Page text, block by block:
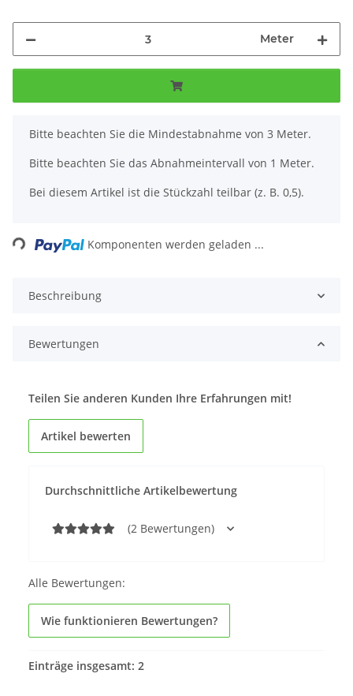
Meter
x
Bitte beachten Sie die Mindestabnahme von 3 Meter.
Bitte beachten Sie das Abnahmeintervall von 1 Meter.
Bei diesem Artikel ist die Stückzahl teilbar (z. B. 0,5).
Loading... Komponenten werden geladen ...
Beschreibung
Bewertungen
Durchschnittliche Artikelbewertung
(2 Bewertungen)
Teilen Sie anderen Kunden Ihre Erfahrungen mit!
Artikel bewerten
Alle Bewertungen:
Wie funktionieren Bewertungen?
Einträge insgesamt: 2